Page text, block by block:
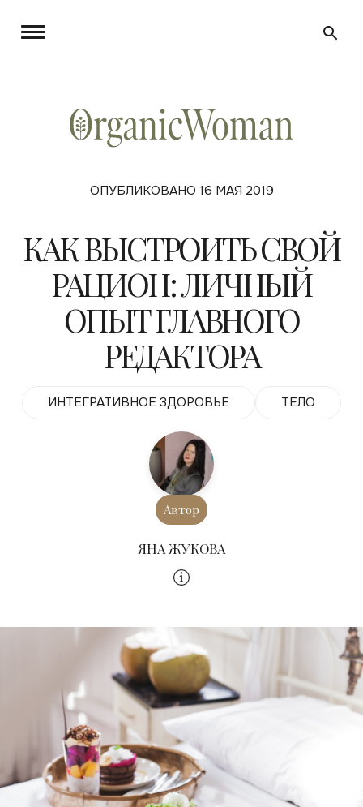
ОПУБЛИКОВАНО 16 МАЯ 2019
КАК ВЫСТРОИТЬ СВОЙ
РАЦИОН: ЛИЧНЫЙ
ОПЫТ ГЛАВНОГО
РЕДАКТОРА
ИНТЕГРАТИВНОЕ ЗДОРОВЬЕ ТЕЛО
Автор
ЯНА ЖУКОВА